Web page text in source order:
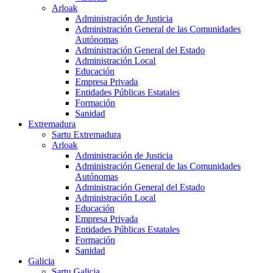
Arloak
Administración de Justicia
Administración General de las Comunidades
Autónomas
Administración General del Estado
Administración Local
Educación
Empresa Privada
Entidades Públicas Estatales
Formación
Sanidad
Extremadura
Sartu Extremadura
Arloak
Administración de Justicia
Administración General de las Comunidades
Autónomas
Administración General del Estado
Administración Local
Educación
Empresa Privada
Entidades Públicas Estatales
Formación
Sanidad
Galicia